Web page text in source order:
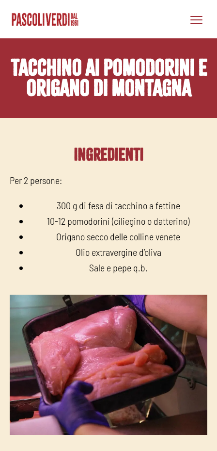
tacchino ai pomodorini e
origano di montagna
Ingredienti
Per 2 persone:
300 g di fesa di tacchino a fettine
10-12 pomodorini (ciliegino o datterino)
Origano secco delle colline venete
Olio extravergine d’oliva
Sale e pepe q.b.